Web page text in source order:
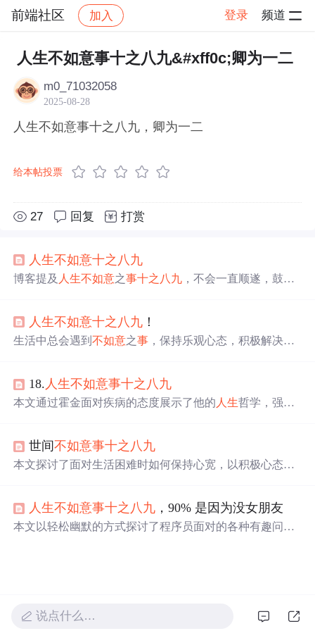
前端社区 加入 登录 频道
社区 前端社区 感慨 帖子详情
人生不如意事十之八九&#xff0c;卿为一二
m0_71032058
2025-08-28
人生不如意事十之八九，卿为一二
给本帖投票
27 回复 打赏
人生不如意十之八九
博客提及 人生不如意之事十之八九 ，不会一直顺遂，鼓励
人生不如意十之八九 ！
生活中总会遇到不如意之事 ，保持乐观心态，积极解决问
18. 人生不如意事十之八九
本文通过霍金面对疾病的态度展示了他的 人生哲学，强调
生活中积极的一面。
世间不如意事十之八九
本文探讨了面对生活困难时如何保持心宽，以积极心态应
关键，它能帮助我们找到解决问题的方法，从而实现内心
的平静和生活的幸福。
人生不如意事十之八九 ，90% 是因为没女朋友
本文以轻松幽默的方式探讨了程序员面对的各种有趣问题
说点什么…